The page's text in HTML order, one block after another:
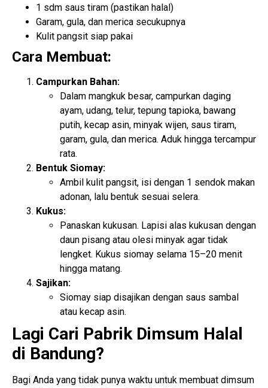
1 sdm saus tiram (pastikan halal)
Garam, gula, dan merica secukupnya
Kulit pangsit siap pakai
Cara Membuat:
Campurkan Bahan:
Dalam mangkuk besar, campurkan daging
ayam, udang, telur, tepung tapioka, bawang
putih, kecap asin, minyak wijen, saus tiram,
garam, gula, dan merica. Aduk hingga tercampur
rata.
Bentuk Siomay:
Ambil kulit pangsit, isi dengan 1 sendok makan
adonan, lalu bentuk sesuai selera.
Kukus:
Panaskan kukusan. Lapisi alas kukusan dengan
daun pisang atau olesi minyak agar tidak
lengket. Kukus siomay selama 15–20 menit
hingga matang.
Sajikan:
Siomay siap disajikan dengan saus sambal
atau kecap asin.
Lagi Cari Pabrik Dimsum Halal
di Bandung?
Bagi Anda yang tidak punya waktu untuk membuat dimsum